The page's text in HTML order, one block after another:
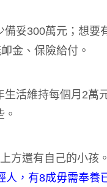
妥300萬元；想要
金、保險給付。
活維持每個月2萬
方還有自己的小孩
人，有8成毋需奉養